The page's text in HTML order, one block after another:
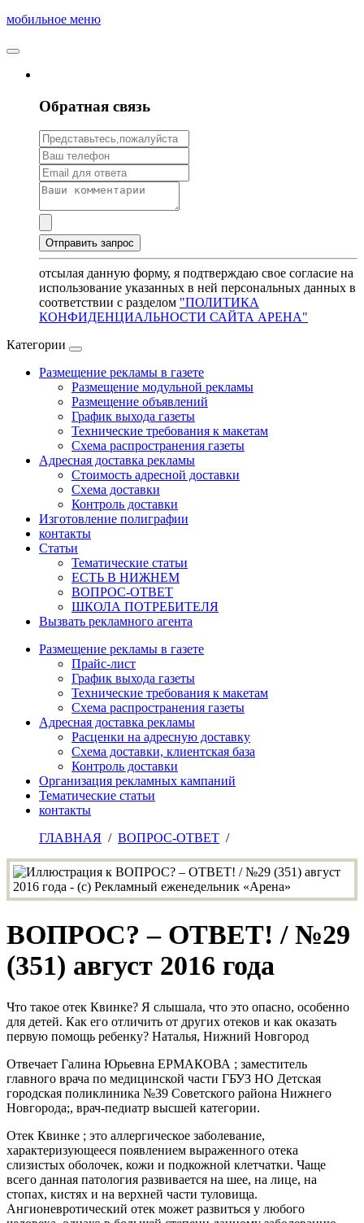
мобильное меню
Обратная связь
отсылая данную форму, я подтверждаю свое согласие на
использование указанных в ней персональных данных в
соответствии с разделом "ПОЛИТИКА
КОНФИДЕНЦИАЛЬНОСТИ САЙТА АРЕНА"
Категории
Размещение рекламы в газете
Размещение модульной рекламы
Размещение объявлений
График выхода газеты
Технические требования к макетам
Схема распространения газеты
Адресная доставка рекламы
Стоимость адресной доставки
Схема доставки
Контроль доставки
Изготовление полиграфии
контакты
Статьи
Тематические статьи
ЕСТЬ В НИЖНЕМ
ВОПРОС-ОТВЕТ
ШКОЛА ПОТРЕБИТЕЛЯ
Вызвать рекламного агента
Размещение рекламы в газете
Прайс-лист
График выхода газеты
Технические требования к макетам
Схема распространения газеты
Адресная доставка рекламы
Расценки на адресную доставку
Схема доставки, клиентская база
Контроль доставки
Организация рекламных кампаний
Тематические статьи
контакты
ГЛАВНАЯ / ВОПРОС-ОТВЕТ /
ВОПРОС? – ОТВЕТ! / №29
(351) август 2016 года
Что такое отек Квинке? Я слышала, что это опасно, особенно
для детей. Как его отличить от других отеков и как оказать
первую помощь ребенку? Наталья, Нижний Новгород
Отвечает Галина Юрьевна ЕРМАКОВА ; заместитель
главного врача по медицинской части ГБУЗ НО Детская
городская поликлиника №39 Советского района Нижнего
Новгорода;, врач-педиатр высшей категории.
Отек Квинке ; это аллергическое заболевание,
характеризующееся появлением выраженного отека
слизистых оболочек, кожи и подкожной клетчатки. Чаще
всего данная патология развивается на шее, на лице, на
стопах, кистях и на верхней части туловища.
Ангионевротический отек может развиться у любого